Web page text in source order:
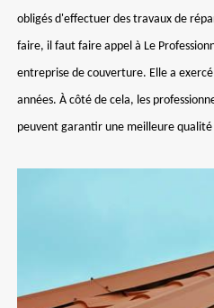
obligés d'effectuer des travaux de
faire, il faut faire appel à Le
entreprise de couverture. Elle a
années. À côté de cela, les
peuvent garantir une meilleure